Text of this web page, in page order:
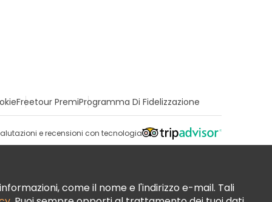
Freetour PremiProgramma Di Fidelizzazione
e recensioni con tecnologia
come il nome e l'indirizzo e-mail. Tali